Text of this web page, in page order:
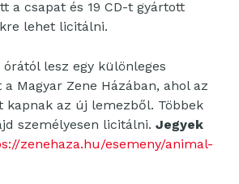
a csapat és 19 CD-t gyártott
lehet licitálni.
órától lesz egy különleges
Magyar Zene Házában, ahol az
az új lemezből. Többek
személyesen licitálni. Jegyek
zenehaza.hu/esemeny/animal-